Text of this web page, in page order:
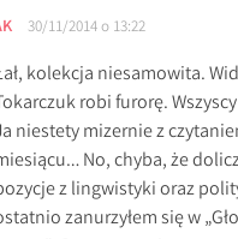
30/11/2014 o 13:22
kolekcja niesamowita.
robi furorę.
niestety mizernie z
No, chyba, że
z lingwistyki oraz
zanurzyłem się w